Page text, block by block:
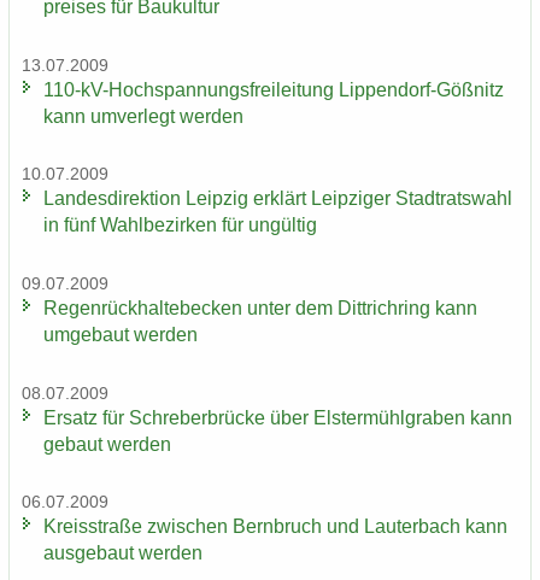
prei­ses für Bau­kul­tur
13.07.2009
110-​kV-Hochspannungsfreileitung Lippendorf-​Gößnitz
kann um­ver­legt wer­den
10.07.2009
Lan­des­di­rek­ti­on Leip­zig er­klärt Leip­zi­ger Stadt­rats­wahl
in fünf Wahl­be­zir­ken für un­gül­tig
09.07.2009
Re­gen­rück­hal­te­be­cken unter dem Dittrich­ring kann
um­ge­baut wer­den
08.07.2009
Er­satz für Schre­ber­brü­cke über Els­ter­mühl­gra­ben kann
ge­baut wer­den
06.07.2009
Kreis­stra­ße zwi­schen Bern­bruch und Lau­ter­bach kann
aus­ge­baut wer­den